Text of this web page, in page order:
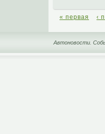
« первая ‹
Автоновости.